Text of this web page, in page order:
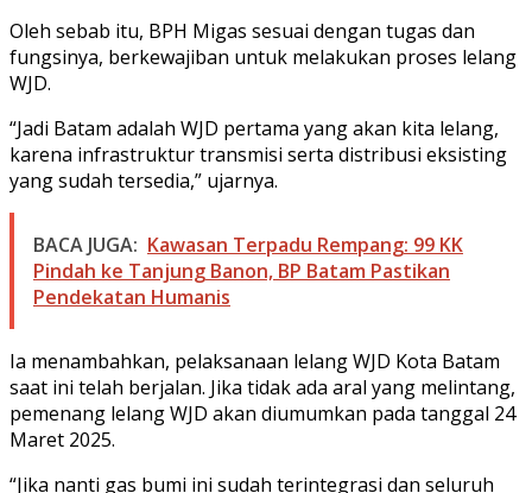
Oleh sebab itu, BPH Migas sesuai dengan tugas dan
fungsinya, berkewajiban untuk melakukan proses lelang
WJD.
“Jadi Batam adalah WJD pertama yang akan kita lelang,
karena infrastruktur transmisi serta distribusi eksisting
yang sudah tersedia,” ujarnya.
BACA JUGA: Kawasan Terpadu Rempang: 99 KK
Pindah ke Tanjung Banon, BP Batam Pastikan
Pendekatan Humanis
Ia menambahkan, pelaksanaan lelang WJD Kota Batam
saat ini telah berjalan. Jika tidak ada aral yang melintang,
pemenang lelang WJD akan diumumkan pada tanggal 24
Maret 2025.
“Jika nanti gas bumi ini sudah terintegrasi dan seluruh